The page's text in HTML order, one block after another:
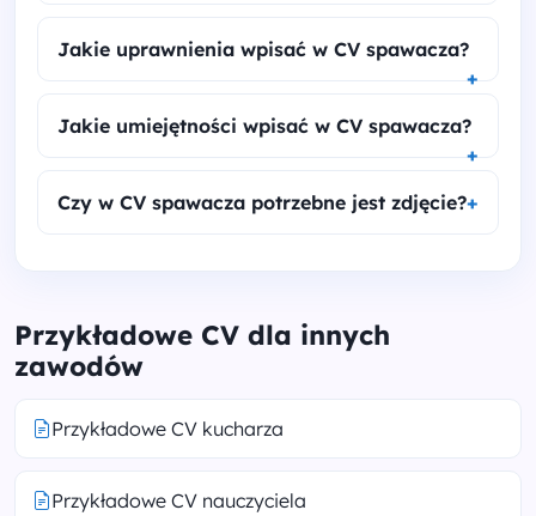
Jakie uprawnienia wpisać w CV spawacza?
Jakie umiejętności wpisać w CV spawacza?
Czy w CV spawacza potrzebne jest zdjęcie?
Przykładowe CV dla innych
zawodów
Przykładowe CV kucharza
Przykładowe CV nauczyciela